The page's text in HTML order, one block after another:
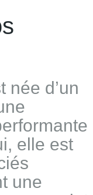
née d’un
elle est
une